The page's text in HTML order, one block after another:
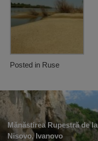
Posted in Ruse
Mănăstirea Rupestră de la
Nisovo, Ivanovo